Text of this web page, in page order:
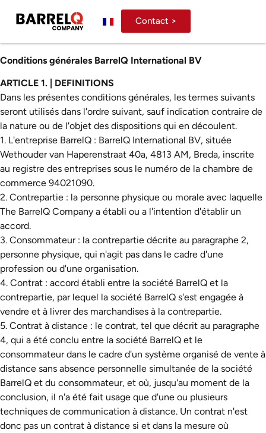
Contact >
Conditions générales BarrelQ International BV
ARTICLE 1. | DEFINITIONS
Dans les présentes conditions générales, les termes suivants
seront utilisés dans l'ordre suivant, sauf indication contraire de
la nature ou de l'objet des dispositions qui en découlent.
1. L'entreprise BarrelQ : BarrelQ International BV, située
Wethouder van Haperenstraat 40a, 4813 AM, Breda, inscrite
au registre des entreprises sous le numéro de la chambre de
commerce 94021090.
2. Contrepartie : la personne physique ou morale avec laquelle
The BarrelQ Company a établi ou a l'intention d'établir un
accord.
3. Consommateur : la contrepartie décrite au paragraphe 2,
personne physique, qui n'agit pas dans le cadre d'une
profession ou d'une organisation.
4. Contrat : accord établi entre la société BarrelQ et la
contrepartie, par lequel la société BarrelQ s'est engagée à
vendre et à livrer des marchandises à la contrepartie.
5. Contrat à distance : le contrat, tel que décrit au paragraphe
4, qui a été conclu entre la société BarrelQ et le
consommateur dans le cadre d'un système organisé de vente à
distance sans absence personnelle simultanée de la société
BarrelQ et du consommateur, et où, jusqu'au moment de la
conclusion, il n'a été fait usage que d'une ou plusieurs
techniques de communication à distance. Un contrat n'est
donc pas un contrat à distance si et dans la mesure où